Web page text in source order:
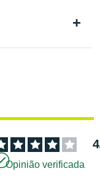
4
Opinião verificada